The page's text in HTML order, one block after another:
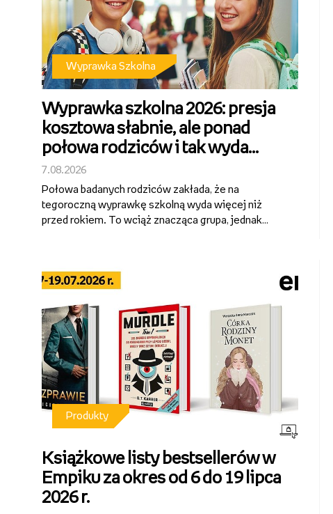
Wyprawka Szkolna
Wyprawka szkolna 2026: presja
kosztowa słabnie, ale ponad
połowa rodziców i tak wyda
więcej niż 500 zł [wyniki badania
SW Research dla Empiku]
7.08.2026
Połowa badanych rodziców zakłada, że na
tegoroczną wyprawkę szkolną wyda więcej niż
przed rokiem. To wciąż znacząca grupa, jednak
wciąż po...
Produkty
Książkowe listy bestsellerów w
Empiku za okres od 6 do 19 lipca
2026 r.